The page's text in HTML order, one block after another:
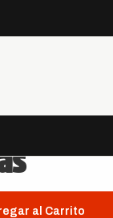
Profesional de 40
-
al Carrito